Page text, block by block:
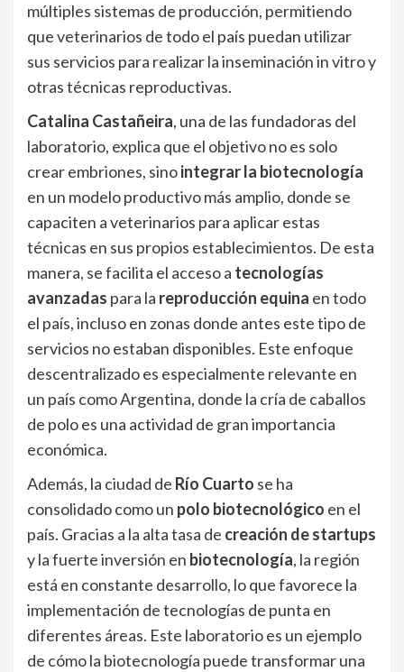
múltiples sistemas de producción, permitiendo
que veterinarios de todo el país puedan utilizar
sus servicios para realizar la inseminación in vitro y
otras técnicas reproductivas.
Catalina Castañeira, una de las fundadoras del
laboratorio, explica que el objetivo no es solo
crear embriones, sinointegrar la biotecnología
en un modelo productivo más amplio, donde se
capaciten a veterinarios para aplicar estas
técnicas en sus propios establecimientos. De esta
manera, se facilita el acceso a tecnologías
avanzadas para la reproducción equina en todo
el país, incluso en zonas donde antes este tipo de
servicios no estaban disponibles. Este enfoque
descentralizado es especialmente relevante en
un país como Argentina, donde la cría de caballos
de polo es una actividad de gran importancia
económica.
Además, la ciudad de Río Cuarto se ha
consolidado como un polo biotecnológico en el
país. Gracias a la alta tasa de creación de startups
y la fuerte inversión en biotecnología, la región
está en constante desarrollo, lo que favorece la
implementación de tecnologías de punta en
diferentes áreas. Este laboratorio es un ejemplo
de cómo la biotecnología puede transformar una